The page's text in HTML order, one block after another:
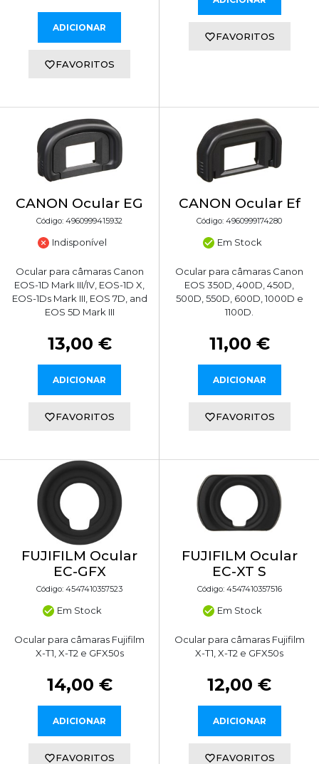
ADICIONAR
FAVORITOS
FAVORITOS
CANON Ocular EG
Código: 4960999415932
Indisponível
Ocular para câmaras Canon
EOS-1D Mark III/IV, EOS-1D X,
EOS-1Ds Mark III, EOS 7D, and
EOS 5D Mark III
13,00 €
ADICIONAR
FAVORITOS
CANON Ocular Ef
Código: 4960999174280
Em Stock
Ocular para câmaras Canon
EOS 350D, 400D, 450D,
500D, 550D, 600D, 1000D e
1100D.
11,00 €
ADICIONAR
FAVORITOS
FUJIFILM Ocular
EC-GFX
Código: 4547410357523
Em Stock
Ocular para câmaras Fujifilm
X-T1, X-T2 e GFX50s
14,00 €
ADICIONAR
FAVORITOS
FUJIFILM Ocular
EC-XT S
Código: 4547410357516
Em Stock
Ocular para câmaras Fujifilm
X-T1, X-T2 e GFX50s
12,00 €
ADICIONAR
FAVORITOS